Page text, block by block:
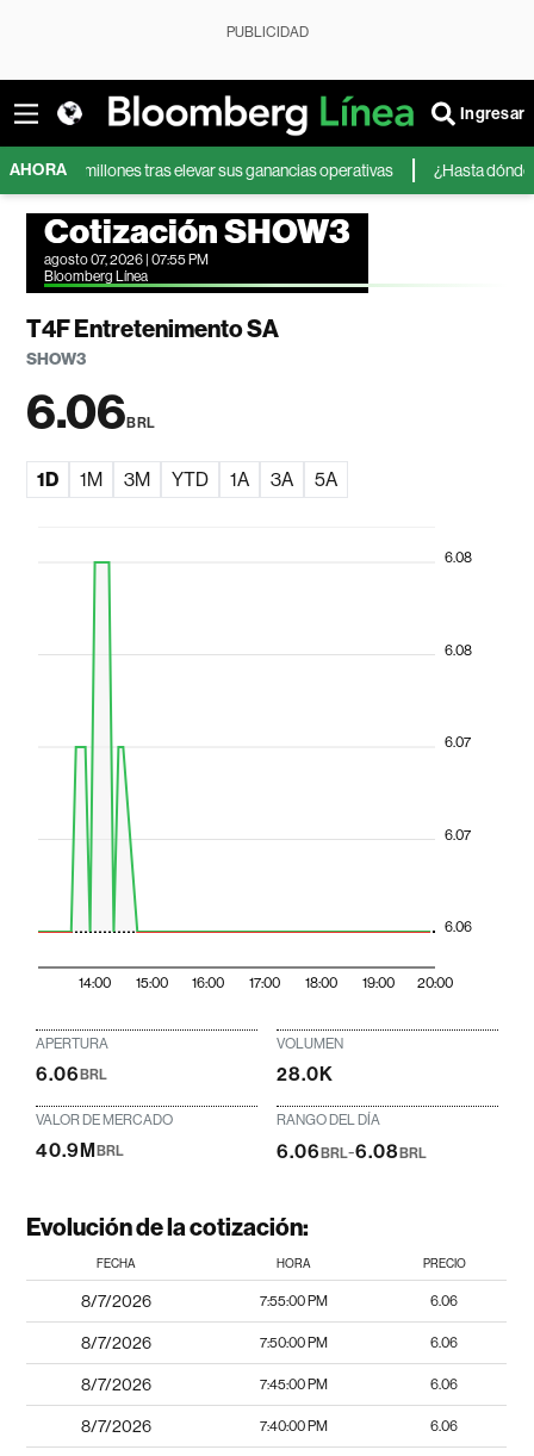
PUBLICIDAD
Ingresar
AHORA
millones tras elevar sus ganancias operativas ¿Hasta dónde
Cotización SHOW3
agosto 07, 2026 | 07:55 PM
Bloomberg Línea
T4F Entretenimento SA
SHOW3
6.06BRL
1D 1M 3M YTD 1A 3A 5A
14:00 15:00 16:00 17:00 18:00 19:00 20:00
6.06
6.07
6.07
6.08
6.08
APERTURA
6.06BRL
VOLUMEN
28.0K
VALOR DE MERCADO
40.9MBRL
RANGO DEL DÍA
6.06 BRL-6.08 BRL
Evolución de la cotización:
FECHA HORA PRECIO
8/7/2026 7:55:00 PM 6.06
8/7/2026 7:50:00 PM 6.06
8/7/2026 7:45:00 PM 6.06
8/7/2026 7:40:00 PM 6.06